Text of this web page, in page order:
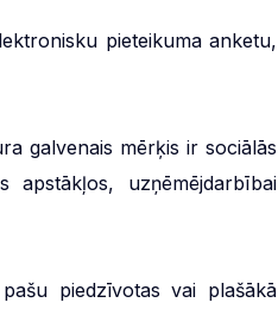
pieteikuma anketu,
galvenais mērķis ir sociālās
apstākļos, uzņēmējdarbībai
piedzīvotas vai plašākā